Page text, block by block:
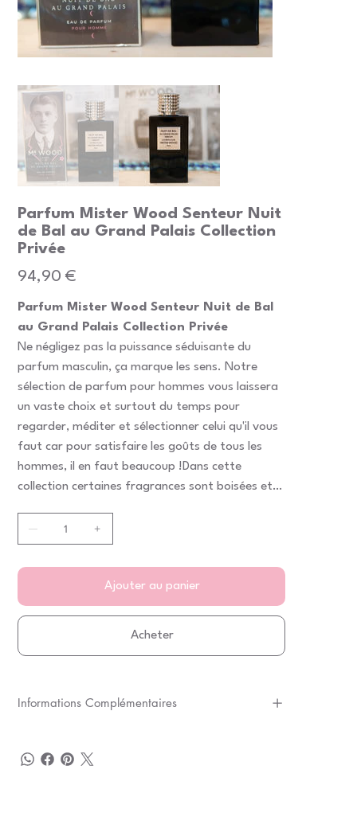
Parfum Mister Wood Senteur Nuit
de Bal au Grand Palais Collection
Privée
Prix
94,90 €
Parfum Mister Wood Senteur Nuit de Bal
au Grand Palais Collection Privée
Ne négligez pas la puissance séduisante du
parfum masculin, ça marque les sens. Notre
sélection de parfum pour hommes vous laissera
un vaste choix et surtout du temps pour
regarder, méditer et sélectionner celui qu'il vous
faut car pour satisfaire les goûts de tous les
hommes, il en faut beaucoup !Dans cette
collection certaines fragrances sont boisées et
masculine..
Ajouter au panier
Acheter
Informations Complémentaires